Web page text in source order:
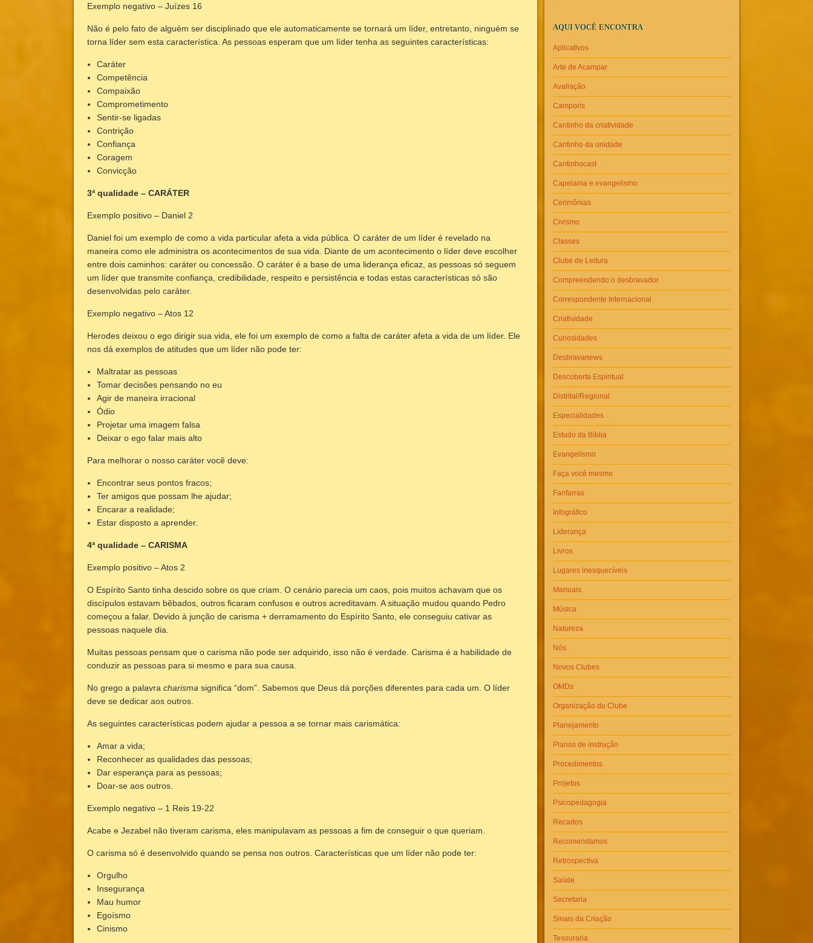
Exemplo negativo – Juízes 16
Não é pelo fato de alguém ser disciplinado que ele automaticamente se tornará um líder, entretanto, ninguém se
torna líder sem esta característica. As pessoas esperam que um líder tenha as seguintes características:
Caráter
Competência
Compaixão
Comprometimento
Sentir-se ligadas
Contrição
Confiança
Coragem
Convicção
3ª qualidade – CARÁTER
Exemplo positivo – Daniel 2
Daniel foi um exemplo de como a vida particular afeta a vida pública. O caráter de um líder é revelado na
maneira como ele administra os acontecimentos de sua vida. Diante de um acontecimento o líder deve escolher
entre dois caminhos: caráter ou concessão. O caráter é a base de uma liderança eficaz, as pessoas só seguem
um líder que transmite confiança, credibilidade, respeito e persistência e todas estas características só são
desenvolvidas pelo caráter.
Exemplo negativo – Atos 12
Herodes deixou o ego dirigir sua vida, ele foi um exemplo de como a falta de caráter afeta a vida de um líder. Ele
nos dá exemplos de atitudes que um líder não pode ter:
Maltratar as pessoas
Tomar decisões pensando no eu
Agir de maneira irracional
Ódio
Projetar uma imagem falsa
Deixar o ego falar mais alto
Para melhorar o nosso caráter você deve:
Encontrar seus pontos fracos;
Ter amigos que possam lhe ajudar;
Encarar a realidade;
Estar disposto a aprender.
4ª qualidade – CARISMA
Exemplo positivo – Atos 2
O Espírito Santo tinha descido sobre os que criam. O cenário parecia um caos, pois muitos achavam que os
discípulos estavam bêbados, outros ficaram confusos e outros acreditavam. A situação mudou quando Pedro
começou a falar. Devido à junção de carisma + derramamento do Espírito Santo, ele conseguiu cativar as
pessoas naquele dia.
Muitas pessoas pensam que o carisma não pode ser adquirido, isso não é verdade. Carisma é a habilidade de
conduzir as pessoas para si mesmo e para sua causa.
No grego a palavracharisma significa “dom”. Sabemos que Deus dá porções diferentes para cada um. O líder
deve se dedicar aos outros.
As seguintes características podem ajudar a pessoa a se tornar mais carismática:
Amar a vida;
Reconhecer as qualidades das pessoas;
Dar esperança para as pessoas;
Doar-se aos outros.
Exemplo negativo – 1 Reis 19-22
Acabe e Jezabel não tiveram carisma, eles manipulavam as pessoas a fim de conseguir o que queriam.
O carisma só é desenvolvido quando se pensa nos outros. Características que um líder não pode ter:
Orgulho
Insegurança
Mau humor
Egoísmo
Cinismo
AQUI VOCÊ ENCONTRA
Aplicativos
Arte de Acampar
Avaliação
Camporis
Cantinho da criatividade
Cantinho da unidade
Cantinhocast
Capelania e evangelismo
Cerimônias
Civismo
Classes
Clube de Leitura
Compreendendo o desbravador
Correspondente Internacional
Criatividade
Curiosidades
Desbravanews
Descoberta Espiritual
Distrital/Regional
Especialidades
Estudo da Bíblia
Evangelismo
Faça você mesmo
Fanfarras
Infográfico
Liderança
Livros
Lugares inesquecíveis
Manuais
Música
Natureza
Nós
Novos Clubes
OMDs
Organização do Clube
Planejamento
Planos de instrução
Procedimentos
Projetos
Psicopedagogia
Recados
Recomendamos
Retrospectiva
Saúde
Secretaria
Sinais da Criação
Tesouraria